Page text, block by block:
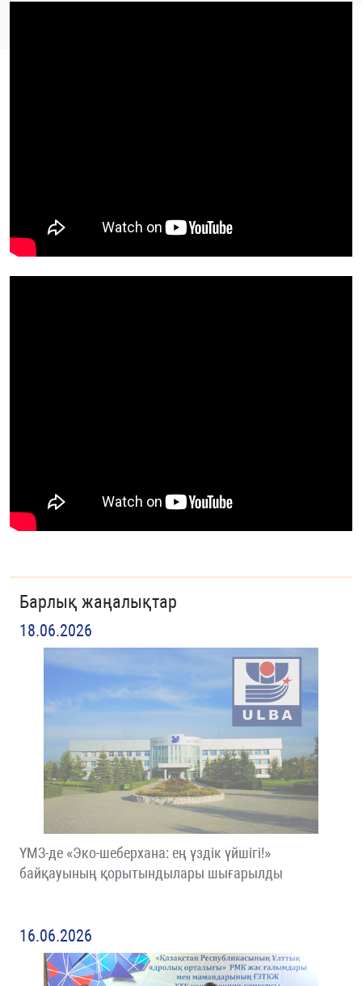
Барлық жаңалықтар
18.06.2026
ҮМЗ-де «Эко-шеберхана: ең үздік үйшігі!»
байқауының қорытындылары шығарылды
16.06.2026